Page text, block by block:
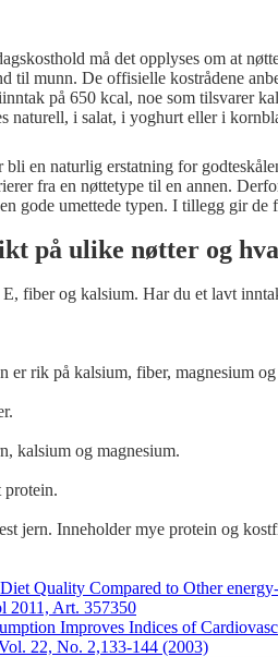
må det opplyses om at
til munn. De offisielle kostrådene
på 650 kcal, noe som tilsvarer
naturell, i salat, i yoghurt eller i
bli en naturlig erstatning for
fra en nøttetype til en annen.
gode umettede typen. I tillegg gir
på ulike nøtter og
fiber og kalsium. Har du et lavt
er rik på kalsium, fiber, magnesium og
kalsium og magnesium.
protein.
jern. Inneholder mye protein og
Quality Compared to Other
2011, Art. 357350
Improves Indices of
22, No. 2,133-144 (2003)